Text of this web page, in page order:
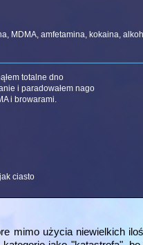
MDMA, amfetamina, kokaina,
totalne dno
i paradowałem nago
i browarami.
ciasto
mimo użycia niewielkich